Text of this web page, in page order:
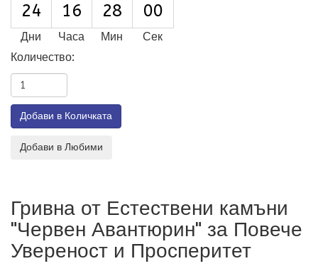
24 16 27 58
Дни Часа Мин
Сек
Количество:
Гривна от Естествени камъни
"Червен Авантюрин" за Повече
Увереност и Просперитет